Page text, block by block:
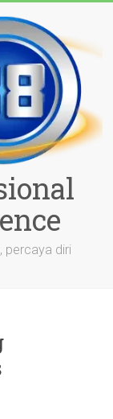
percaya diri